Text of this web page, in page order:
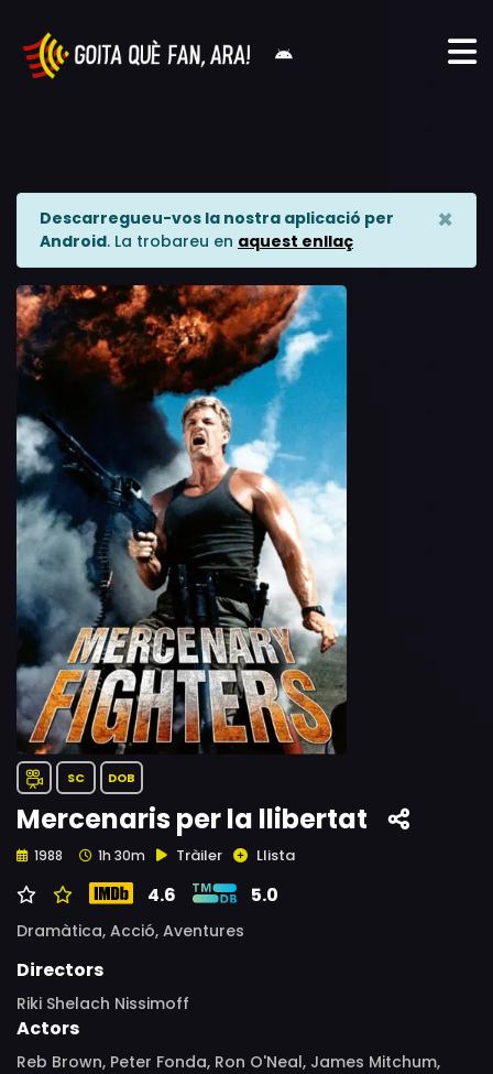
Descarregueu-vos la nostra aplicació per
Android. La trobareu en aquest enllaç
×
SC DOB
Mercenaris per la llibertat
1988 1h 30m Tràiler Llista
4.6 5.0
Dramàtica, Acció, Aventures
Directors
Riki Shelach Nissimoff
Actors
Reb Brown, Peter Fonda, Ron O'Neal, James Mitchum,